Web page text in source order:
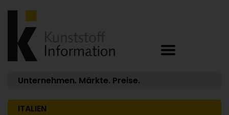
Unternehmen. Märkte. Preise.
ITALIEN